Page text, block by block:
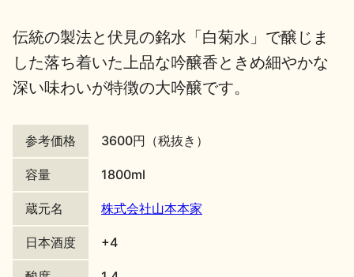
地酒川柳 地酒小説
伝統の製法と伏見の銘水「白菊水」で醸じま
した落ち着いた上品な吟醸香ときめ細やかな
深い味わいが特徴の大吟醸です。
参考価格 3600円（税抜き）
容量 1800ml
蔵元名 株式会社山本本家
日本酒度 +4